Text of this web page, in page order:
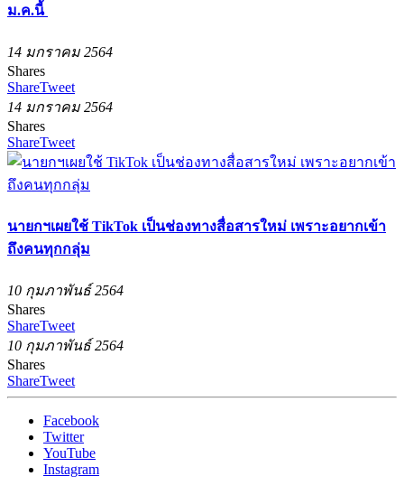
ม.ค.นี้
14 มกราคม 2564
Shares
ShareTweet
14 มกราคม 2564
Shares
ShareTweet
นายกฯเผยใช้ TikTok เป็นช่องทางสื่อสารใหม่ เพราะอยากเข้า
ถึงคนทุกกลุ่ม
10 กุมภาพันธ์ 2564
Shares
ShareTweet
10 กุมภาพันธ์ 2564
Shares
ShareTweet
Facebook
Twitter
YouTube
Instagram